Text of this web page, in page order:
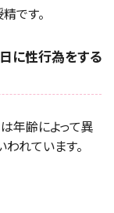
です。
に性行為をする
年齢によって異
れています。